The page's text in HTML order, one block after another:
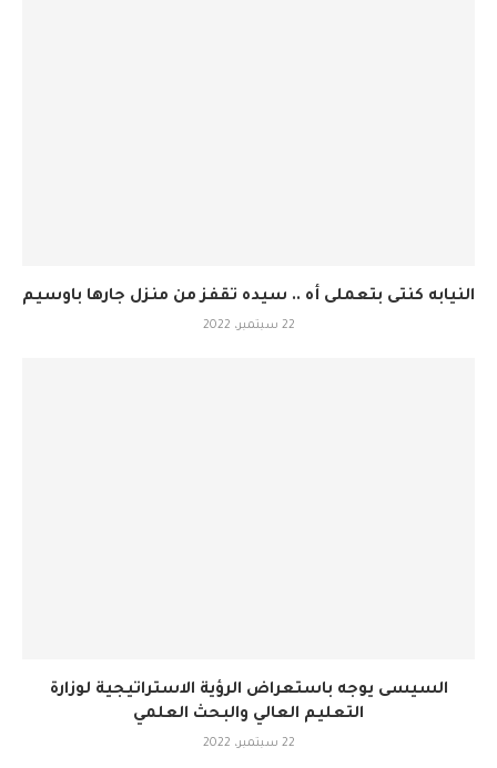
النيابه كنتى بتعملى أه .. سيده تقفز من منزل جارها باوسيم
22 سبتمبر، 2022
السيسى يوجه باستعراض الرؤية الاستراتيجية لوزارة
التعليم العالي والبحث العلمي
22 سبتمبر، 2022